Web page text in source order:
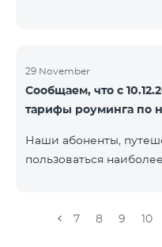
29 November
Сообщаем, что с
тарифы роуминга по
Наши абоненты,
пользоваться
одной минуты
7 8 9 10